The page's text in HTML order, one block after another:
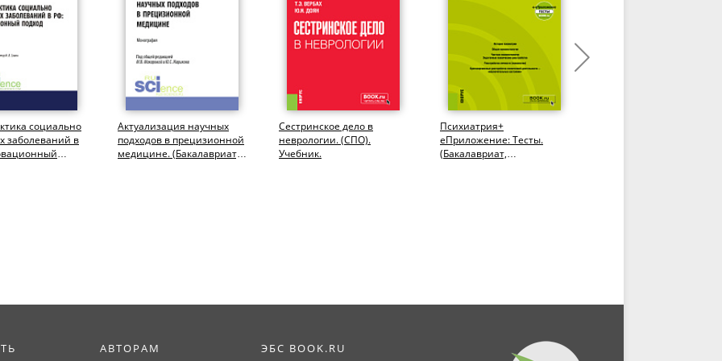
социально
заболеваний в
Актуализация научных
подходов в прецизионной
медицине. (Бакалавриат,
Сестринское дело в
неврологии. (СПО).
Учебник.
Психиатрия+
еПриложение: Тесты.
(Бакалавриат,
АВТОРАМ ЭБС BOOK.RU